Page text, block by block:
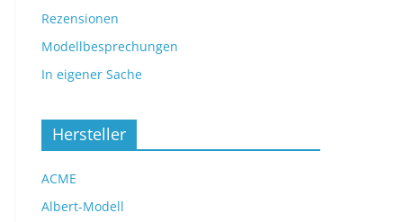
Rezensionen
Modellbesprechungen
In eigener Sache
Hersteller
ACME
Albert-Modell